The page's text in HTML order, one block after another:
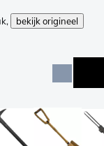
bekijk origineel